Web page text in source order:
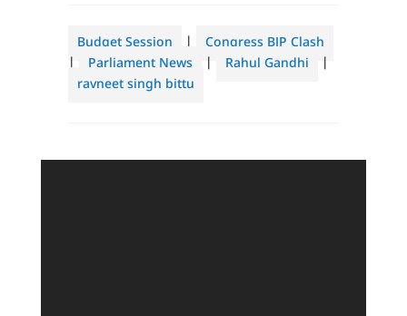
Budget Session |
Congress BJP Clash
|
Parliament News Rahul Gandhi
ravneet singh bittu